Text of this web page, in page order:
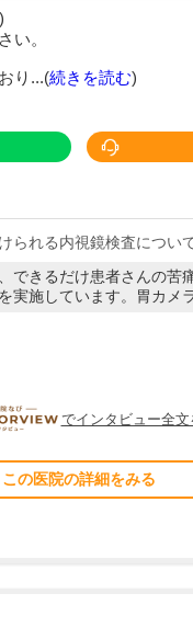
い。
り...(続きを読む)
られる内視鏡検査につい
できるだけ患者さんの苦
実施しています。胃カメ
DOCTORVIEW
でインタビュー全文
この医院の詳細をみる